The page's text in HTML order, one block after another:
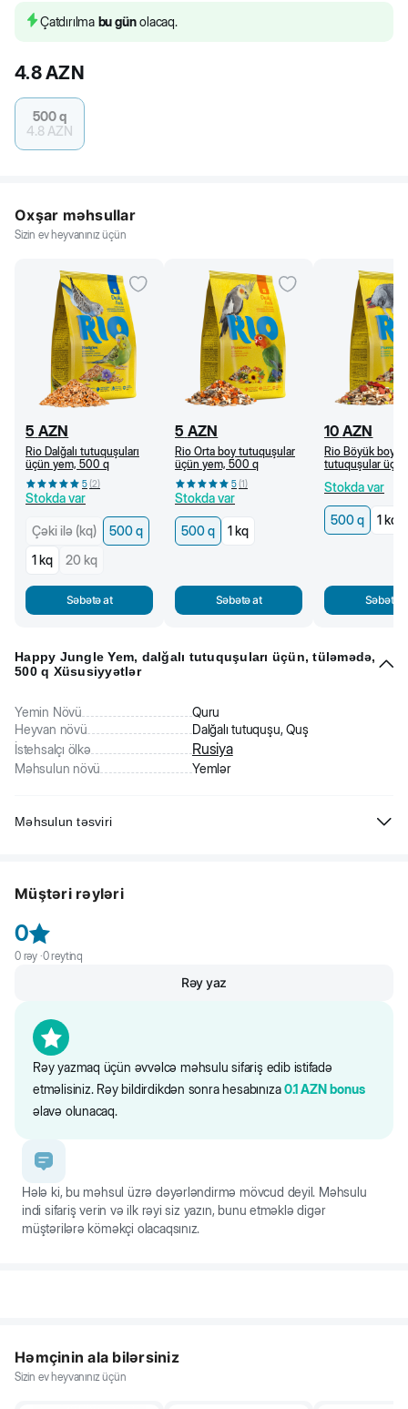
202 nəfər məhsula baxıb
Çatdırılma bu günolacaq.
4.8AZN
500 q
4.8 AZN
Oxşar məhsullar
Sizin ev heyvanınız üçün
5 AZN
Rio Dalğalı tutuquşuları
üçün yem, 500 q
5(2)
Stokda var
Çəki ilə (kq)
500 q
1 kq
20 kq
Səbətə at
5 AZN
Rio Orta boy tutuquşular
üçün yem, 500 q
5(1)
Stokda var
500 q 1 kq
Səbətə at
10 AZN
Rio Böyük boy
tutuquşular
Stokda var
500 q 1 kq
Səbətə
Happy Jungle Yem, dalğalı tutuquşuları üçün, tüləmədə,
500 q Xüsusiyyətlər
Yemin Növü
Quru
Heyvan növü
Dalğalı tutuquşu, Quş
İstehsalçı ölkə
Rusiya
Məhsulun növü Yemlər
Məhsulun təsviri
toxumlar, ev heyvanının bədənini qidalandırır və quşun sağlamlığını
üçün əla bir əlavədir, bədəni vitaminlərlə təmin edir və immuniteti
artırır. Mineral maddələr - sümüklərin möhkəmlənməsinə və lələyin
Müştəri rəyləri
0
0rəy ·0reytinq
Rəy yazmaq üçün əvvəlcə məhsulu sifariş edib istifadə
etməlisiniz. Rəy bildirdikdən sonra hesabınıza0.1 AZN bonus
əlavə olunacaq.
Rəy yaz
Hələ ki, bu məhsul üzrə dəyərləndirmə mövcud deyil. Məhsulu
indi sifariş verin və ilk rəyi siz yazın, bunu etməklə digər
müştərilərə köməkçi olacaqsınız.
Həmçinin ala bilərsiniz
Sizin ev heyvanınız üçün